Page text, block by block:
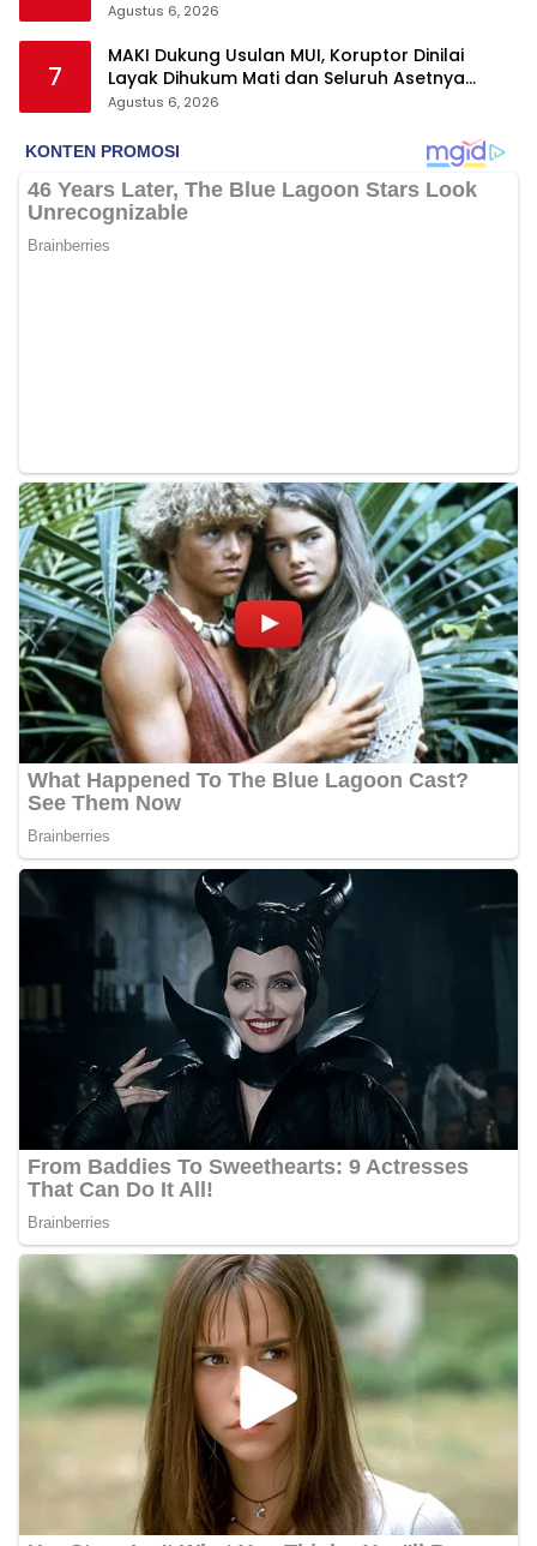
Tegas
Agustus 6, 2026
7
MAKI Dukung Usulan MUI, Koruptor Dinilai
Layak Dihukum Mati dan Seluruh Asetnya
Dirampas
Agustus 6, 2026